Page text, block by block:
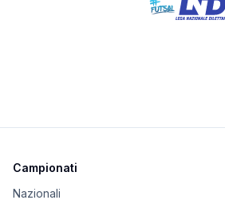
Campionati
Nazionali